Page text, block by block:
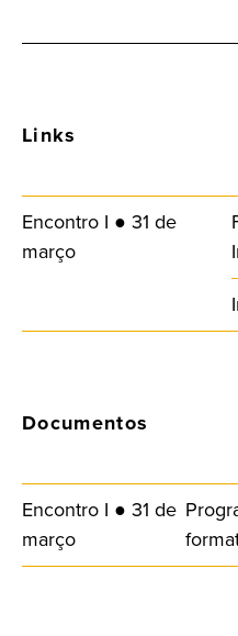
Links
Encontro I ● 31 de
março
Documentos
Encontro I ● 31 de
março